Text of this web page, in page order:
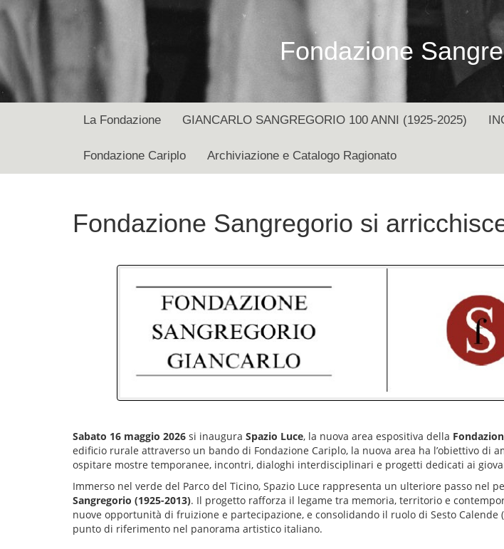
Fondazione
La Fondazione GIANCARLO SANGREGORIO 100 ANNI (1925-2025)
Fondazione Cariplo Archiviazione e Catalogo Ragionato
Fondazione Sangregorio si
Sabato 16 maggio 2026 si inaugura Spazio Luce, la nuova area espositiva della
edificio rurale attraverso un bando di Fondazione Cariplo, la nuova area ha l’obiettivo
ospitare mostre temporanee, incontri, dialoghi interdisciplinari e progetti dedicati ai
Immerso nel verde del Parco del Ticino, Spazio Luce rappresenta un ulteriore passo nel
Sangregorio (1925-2013). Il progetto rafforza il legame tra memoria, territorio e
nuove opportunità di fruizione e partecipazione, e consolidando il ruolo di Sesto
punto di riferimento nel panorama artistico italiano.